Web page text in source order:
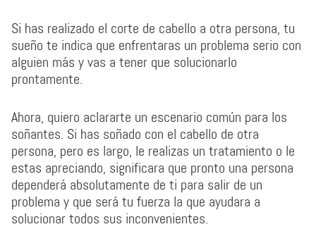
Si has realizado el corte de cabello a otra persona, tu
sueño te indica que enfrentaras un problema serio con
alguien más y vas a tener que solucionarlo
prontamente.
Ahora, quiero aclararte un escenario común para los
soñantes. Si has soñado con el cabello de otra
persona, pero es largo, le realizas un tratamiento o le
estas apreciando, significara que pronto una persona
dependerá absolutamente de ti para salir de un
problema y que será tu fuerza la que ayudara a
solucionar todos sus inconvenientes.